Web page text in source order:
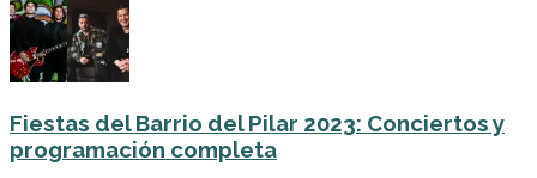
Fiestas del Barrio del Pilar 2023: Conciertos y
programación completa